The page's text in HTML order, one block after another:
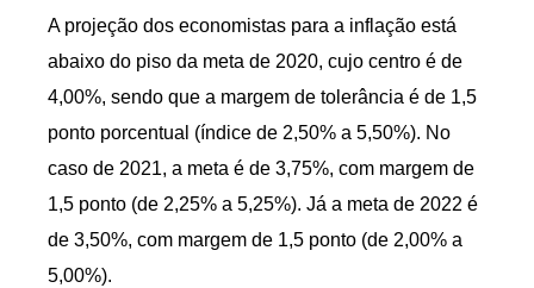
A projeção dos economistas para a inflação está
abaixo do piso da meta de 2020, cujo centro é de
4,00%, sendo que a margem de tolerância é de 1,5
ponto porcentual (índice de 2,50% a 5,50%). No
caso de 2021, a meta é de 3,75%, com margem de
1,5 ponto (de 2,25% a 5,25%). Já a meta de 2022 é
de 3,50%, com margem de 1,5 ponto (de 2,00% a
5,00%).